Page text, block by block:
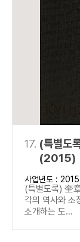
17. (특별도
(2015)
사업년도 : 2015
(특별도록) 奎
각의 역사와 소
소개하는 도...